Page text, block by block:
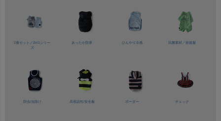
2着セット／2in1シリー
ズ
あったか防寒 ひんやり冷感 抗菌素材／ 術後服
防虫/虫除け 高視認性/安全服 ボーダー チェック